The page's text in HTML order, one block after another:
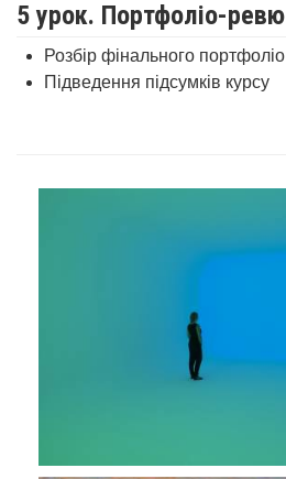
5 урок. Портфоліо-ревю
Розбір фінального портфоліо
Підведення підсумків курсу